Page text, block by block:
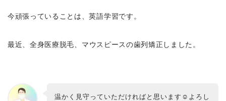
今頑張っていることは、英語学習です。
最近、全身医療脱毛、 マウスピースの歯列矯正 しました。
温かく見守っていただければと思います☺︎よろし